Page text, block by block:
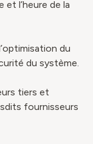
et l’heure de la
du
du système.
tiers et
fournisseurs